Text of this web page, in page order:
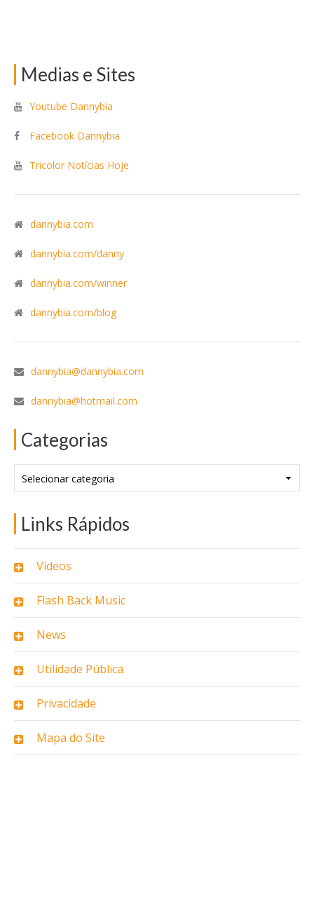
Medias e Sites
Youtube Dannybia
Facebook Dannybia
Tricolor Notícias Hoje
dannybia.com
dannybia.com/danny
dannybia.com/winner
dannybia.com/blog
dannybia@dannybia.com
dannybia@hotmail.com
Categorias
Links Rápidos
Vídeos
Flash Back Music
News
Utilidade Pública
Privacidade
Mapa do Site